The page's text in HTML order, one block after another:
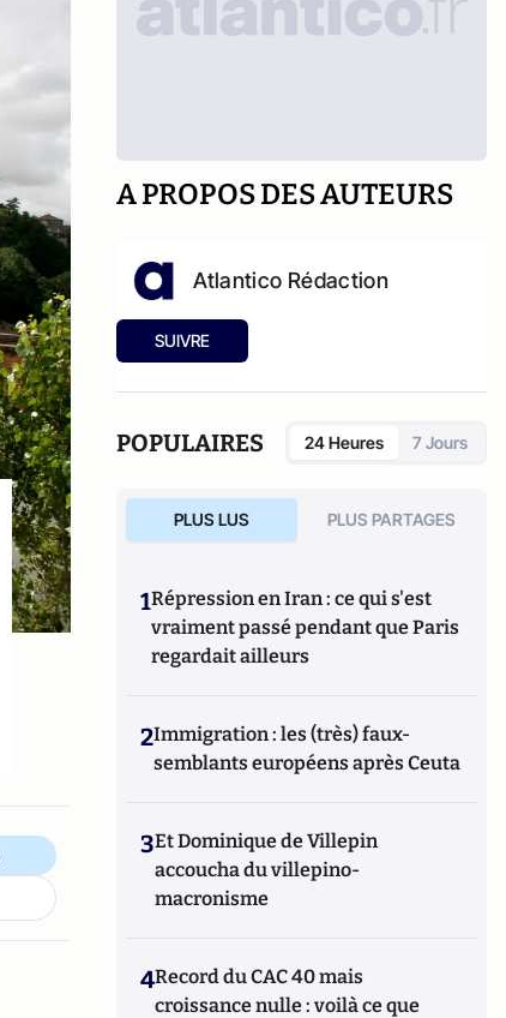
A PROPOS DES AUTEURS
Atlantico Rédaction
SUIVRE
POPULAIRES 24 Heures 7 Jours
PLUS LUS PLUS PARTAGES
1Répression en Iran : ce qui s'est
vraiment passé pendant que Paris
regardait ailleurs
2Immigration : les (très) faux-
semblants européens après Ceuta
3Et Dominique de Villepin
accoucha du villepino-
macronisme
4Record du CAC 40 mais
croissance nulle : voilà ce que